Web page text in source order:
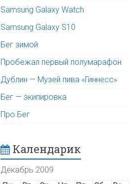
Samsung Galaxy Watch
Samsung Galaxy S10
Бег зимой
Пробежал первый полумарафон
Дублин — Музей пива «Гиннесс»
Бег — экипировка
Про Бег
Календарик
Декабрь 2009